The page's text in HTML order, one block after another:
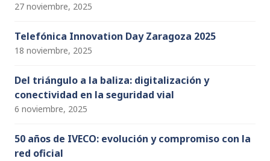
27 noviembre, 2025
Telefónica Innovation Day Zaragoza 2025
18 noviembre, 2025
Del triángulo a la baliza: digitalización y
conectividad en la seguridad vial
6 noviembre, 2025
50 años de IVECO: evolución y compromiso con la
red oficial